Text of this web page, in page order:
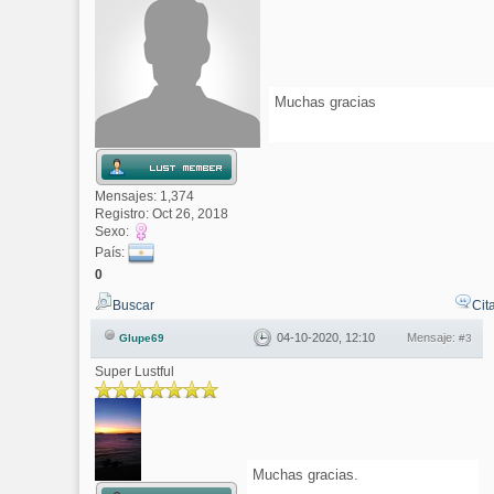
Mensajes: 1,374
Registro: Oct 26, 2018
Sexo:
País:
0
Muchas gracias
Buscar
Glupe69 04-10-2020, 12:10 Mensaje: #3
Super Lustful
Muchas gracias.